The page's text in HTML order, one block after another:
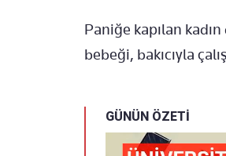
Paniğe kapılan
bebeği, bakıcıyla
GÜNÜN ÖZETİ